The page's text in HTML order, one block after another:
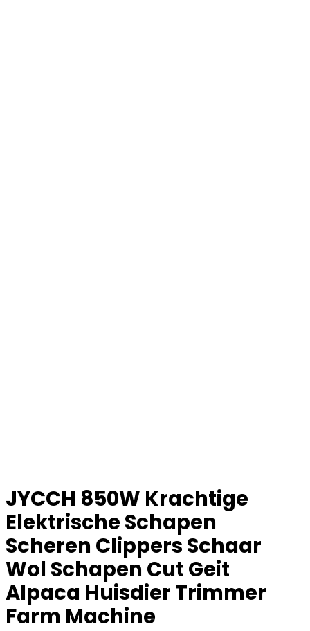
JYCCH 850W Krachtige
Elektrische Schapen
Scheren Clippers Schaar
Wol Schapen Cut Geit
Alpaca Huisdier Trimmer
Farm Machine